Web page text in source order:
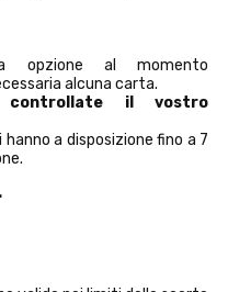
opzione al momento
alcuna carta.
controllate il vostro
a disposizione fino a 7